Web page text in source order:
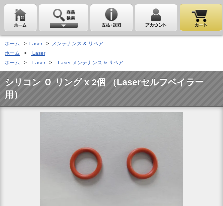
ホーム > Laser >
メンテナンス & リペア
ホーム
>
Laser
ホーム
> Laser > Laser メンテナンス & リペア
シリコン Ｏ リング x 2個 （Laserセルフベイラー
用）